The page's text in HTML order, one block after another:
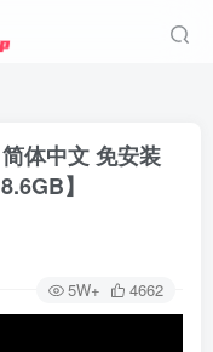
体中文 免安装
】
5W+ 4662